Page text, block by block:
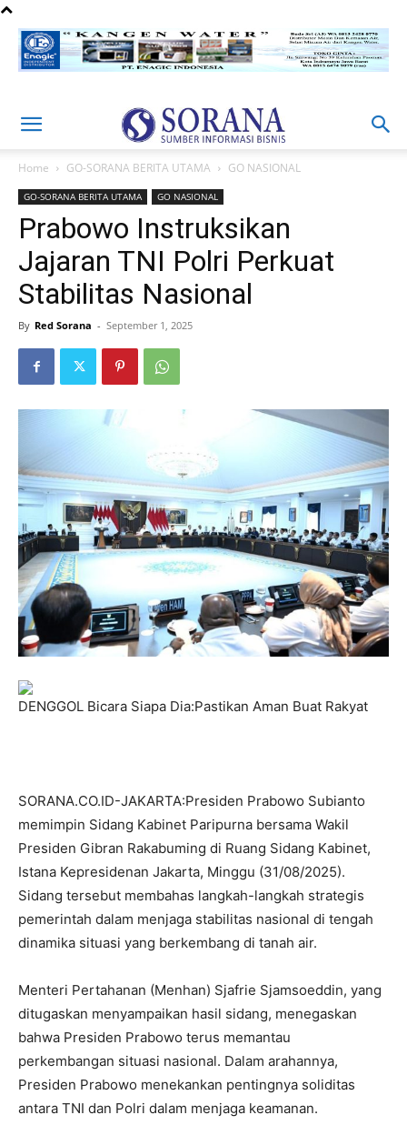
Home GO-SORANA BERITA UTAMA GO NASIONAL
GO-SORANA BERITA UTAMA GO NASIONAL
Prabowo Instruksikan
Jajaran TNI Polri Perkuat
Stabilitas Nasional
By Red Sorana - September 1, 2025
DENGGOL Bicara Siapa Dia:Pastikan Aman Buat Rakyat
SORANA.CO.ID-JAKARTA:Presiden Prabowo Subianto
memimpin Sidang Kabinet Paripurna bersama Wakil
Presiden Gibran Rakabuming di Ruang Sidang Kabinet,
Istana Kepresidenan Jakarta, Minggu (31/08/2025).
Sidang tersebut membahas langkah-langkah strategis
pemerintah dalam menjaga stabilitas nasional di tengah
dinamika situasi yang berkembang di tanah air.
Menteri Pertahanan (Menhan) Sjafrie Sjamsoeddin, yang
ditugaskan menyampaikan hasil sidang, menegaskan
bahwa Presiden Prabowo terus memantau
perkembangan situasi nasional. Dalam arahannya,
Presiden Prabowo menekankan pentingnya soliditas
antara TNI dan Polri dalam menjaga keamanan.